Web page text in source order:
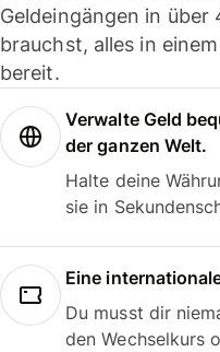
Geldeingängen in über
brauchst, alles in
bereit.
Verwalte Geld
der ganzen Welt.
Halte deine
sie in
Eine
Du musst dir
den Wechselkurs